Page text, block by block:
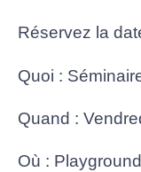
Réservez la
Quoi :
Quand :
Où :